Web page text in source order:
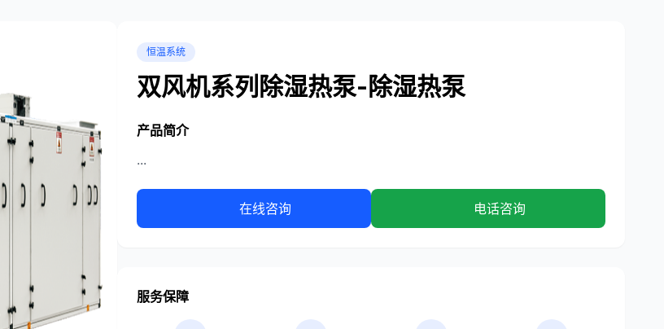
恒温系统
双风机系列除湿热泵-除湿热泵
产品简介
...
在线咨询 电话咨询
服务保障